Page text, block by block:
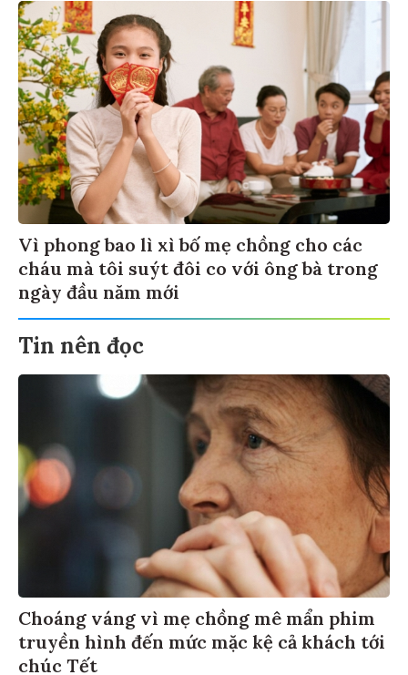
Vì phong bao lì xì bố mẹ chồng cho các
cháu mà tôi suýt đôi co với ông bà trong
ngày đầu năm mới
Tin nên đọc
Choáng váng vì mẹ chồng mê mẩn phim
truyền hình đến mức mặc kệ cả khách tới
chúc Tết